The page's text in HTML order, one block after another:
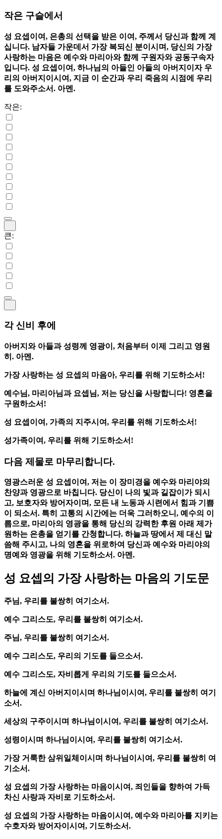
작은 구슬에서
성 요셉이여, 은총의 선택을 받은 이여, 주께서 당신과 함께 계
십니다. 남자들 가운데서 가장 복되신 분이시며, 당신의 가장
사랑하는 마음은 예수와 마리아와 함께 구원자와 공동구속자
입니다. 성 요셉이여, 하나님의 아들인 아들의 아버지이자 우
리의 아버지이시여, 지금 이 순간과 우리 죽음의 시점에 우리
를 도와주소서. 아멘.
작은:
큰:
각 신비 후에
아버지와 아들과 성령께 영광이, 처음부터 이제 그리고 영원
히. 아멘.
가장 사랑하는 성 요셉의 마음아, 우리를 위해 기도하소서!
예수님, 마리아님과 요셉님, 저는 당신을 사랑합니다! 영혼을
구원하소서!
성 요셉이여, 가족의 지주시여, 우리를 위해 기도하소서!
성가족이여, 우리를 위해 기도하소서!
다음 제물로 마무리합니다.
영광스러운 성 요셉이여, 저는 이 장미경을 예수와 마리야의
찬양과 영광으로 바칩니다. 당신이 나의 빛과 길잡이가 되시
고, 보호자와 방어자이며, 모든 내 노동과 시련에서 힘과 기쁨
이 되소서. 특히 고통의 시간에는 더욱 그러하오니, 예수의 이
름으로, 마리아의 영광을 통해 당신의 강력한 후원 아래 제가
원하는 은총을 얻기를 간청합니다. 하늘과 땅에서 제 대신 말
씀해 주시고, 나의 영혼을 위로하여 당신과 예수와 마리야의
명예와 영광을 위해 기도하소서. 아멘.
성 요셉의 가장 사랑하는 마음의 기도문
주님, 우리를 불쌍히 여기소서.
예수 그리스도, 우리를 불쌍히 여기소서.
주님, 우리를 불쌍히 여기소서.
예수 그리스도, 우리의 기도를 들으소서.
예수 그리스도, 자비롭게 우리의 기도를 들으소서.
하늘에 계신 아버지이시며 하나님이시여, 우리를 불쌍히 여기
소서.
세상의 구주이시며 하나님이시여, 우리를 불쌍히 여기소서.
성령이시며 하나님이시여, 우리를 불쌍히 여기소서.
가장 거룩한 삼위일체이시며 하나님이시여, 우리를 불쌍히 여
기소서.
성 요셉의 가장 사랑하는 마음이시여, 죄인들을 향하여 가득
차신 사랑과 자비로 기도하소서.
성 요셉의 가장 사랑하는 마음이시여, 예수와 마리아를 지키는
수호자와 방어자이시여, 기도하소서.